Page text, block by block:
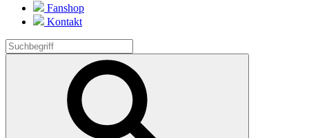
Fanshop
Kontakt